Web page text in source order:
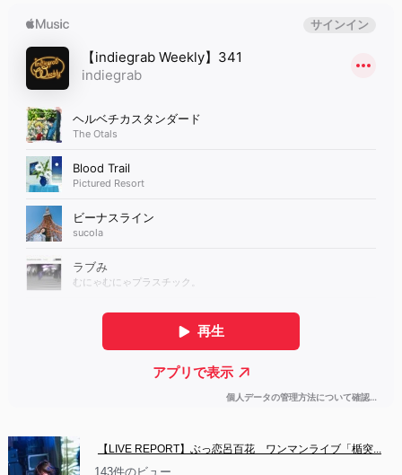
【LIVE REPORT】ぶっ恋呂百花　ワンマンライブ「楯突...
143件のビュー